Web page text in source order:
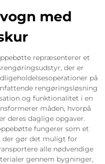
med
repræsenterer et
der er
på
rengøringsløsning
og funktionalitet i en
måden, hvorpå
deres daglige opgaver.
fungerer som et
der gør det muligt for
alle nødvendige
gennem bygninger,